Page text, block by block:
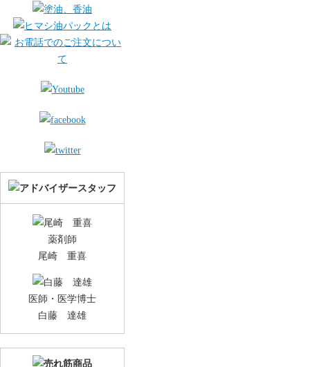
薬剤師
尾崎 重喜
医師・医学博士
白藤 達雄